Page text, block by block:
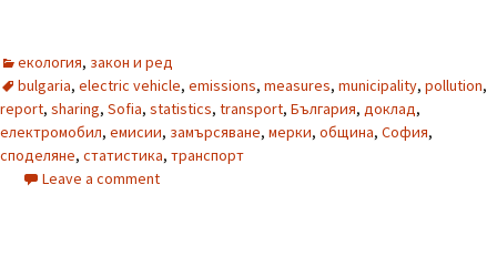
екология, закон и ред
bulgaria, electric vehicle, emissions, measures, municipality, pollution,
report, sharing, Sofia, statistics, transport, България, доклад,
електромобил, емисии, замърсяване, мерки, община, София,
споделяне, статистика, транспорт
Leave a comment